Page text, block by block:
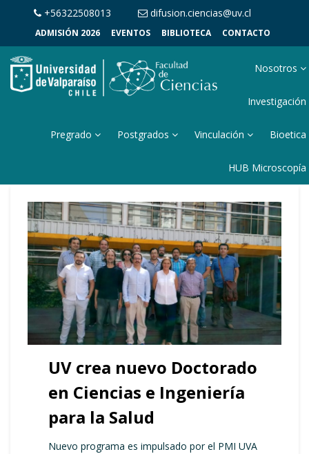
+56322508013 difusion.ciencias@uv.cl
ADMISIÓN 2026 EVENTOS BIBLIOTECA CONTACTO
Nosotros
Investigación
Pregrado Postgrados Vinculación Bioetica
HUB Microscopía
UV crea nuevo Doctorado
en Ciencias e Ingeniería
para la Salud
Nuevo programa es impulsado por el PMI UVA